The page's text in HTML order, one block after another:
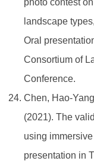
photo contest
landscape
Oral
Consortium of
Conference.
Chen, Hao-
(2021). The
using
presentation in